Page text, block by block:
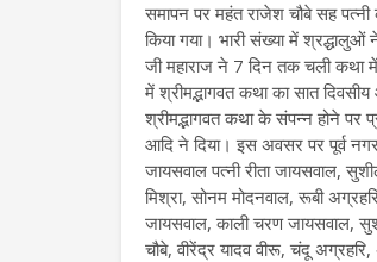
समापन पर महंत राजेश चौबे सह
किया गया। भारी संख्या में
जी महाराज ने 7 दिन तक चली कथा में
में श्रीमद्भागवत कथा का सात
श्रीमद्भागवत कथा के संपन्न होने पर
आदि ने दिया। इस अवसर पर पूर्व
जायसवाल पत्नी रीता जायसवाल,
मिश्रा, सोनम मोदनवाल, रूबी
जायसवाल, काली चरण जायसवाल,
चौबे, वीरेंद्र यादव वीरू, चंदू